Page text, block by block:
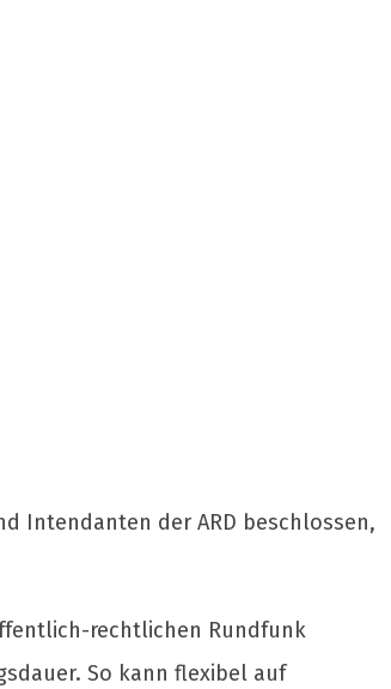
Intendanten der ARD beschlossen,
rechtlichen Rundfunk
So kann flexibel auf